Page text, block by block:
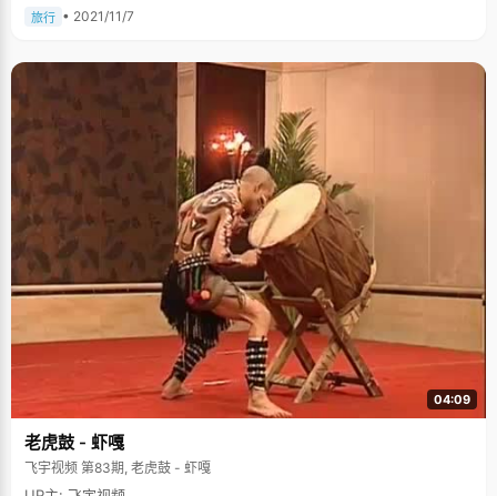
旅行 • 2021/11/7
04:09
老虎鼓 - 虾嘎
飞宇视频 第83期, 老虎鼓 - 虾嘎